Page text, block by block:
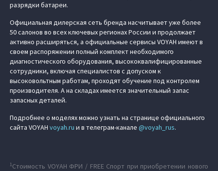
разрядки батареи.
Официальная дилерская сеть бренда насчитывает уже более
50 салонов во всех ключевых регионах России и продолжает
активно расширяться, а официальные сервисы VOYAH имеют в
своем распоряжении полный комплект необходимого
диагностического оборудования, высококвалифицированные
сотрудники, включая специалистов с допуском к
высоковольтным работам, проходят обучение под контролем
производителя. А на складах имеется значительный запас
запасных деталей.
Подробнее о моделях можно узнать на странице официального
сайта VOYAH voyah.ru и в телеграм-канале @voyah_rus.
1Стоимость VOYAH ФРИ / FREE Спорт при приобретении нового